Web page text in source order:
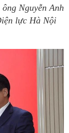
Nguyễn Anh
lực Hà Nội